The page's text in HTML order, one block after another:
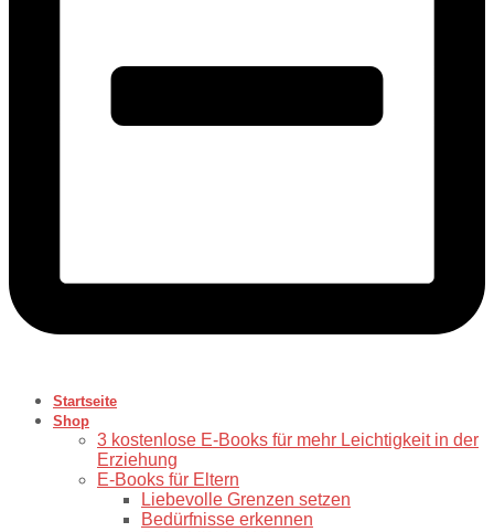
Startseite
Shop
3 kostenlose E-Books für mehr Leichtigkeit in der
Erziehung
E-Books für Eltern
Liebevolle Grenzen setzen
Bedürfnisse erkennen